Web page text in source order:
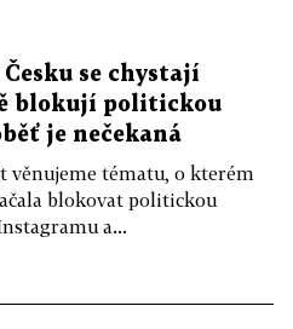
se chystají
blokují politickou
je nečekaná
věnujeme tématu, o kterém
blokovat politickou
a...